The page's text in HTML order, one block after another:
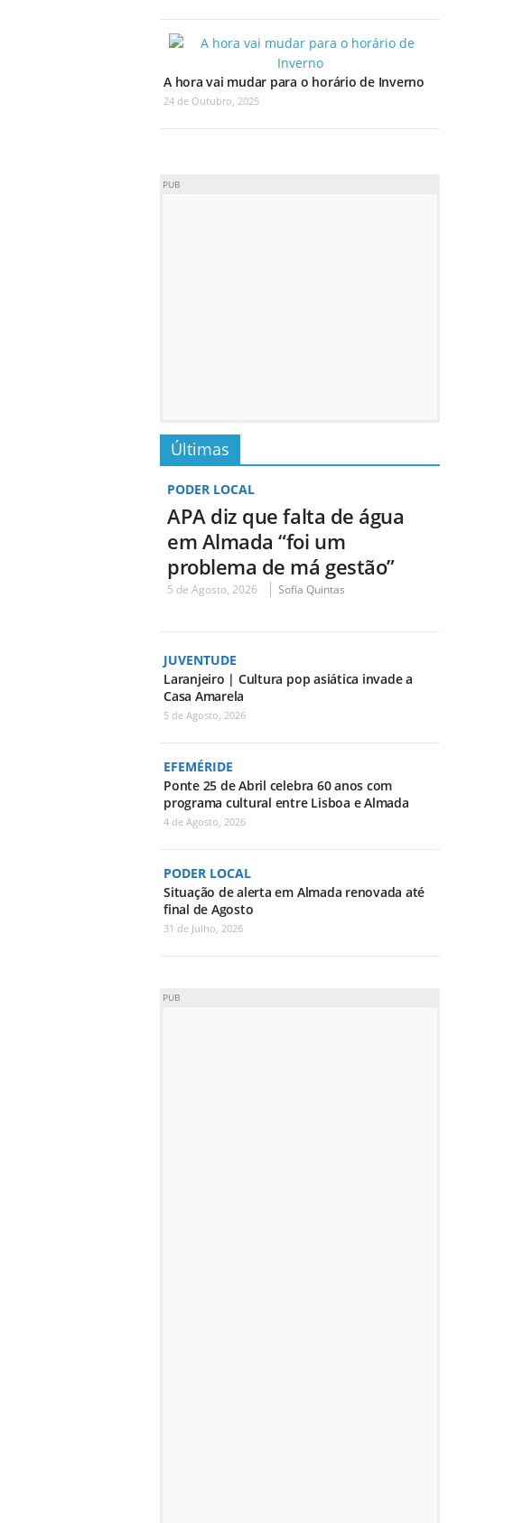
A hora vai mudar para o horário de Inverno
24 de Outubro, 2025
PUB
Últimas
PODER LOCAL
APA diz que falta de água
em Almada “foi um
problema de má gestão”
5 de Agosto, 2026 Sofia Quintas
JUVENTUDE
Laranjeiro | Cultura pop asiática invade a
Casa Amarela
5 de Agosto, 2026
EFEMÉRIDE
Ponte 25 de Abril celebra 60 anos com
programa cultural entre Lisboa e Almada
4 de Agosto, 2026
PODER LOCAL
Situação de alerta em Almada renovada até
final de Agosto
31 de Julho, 2026
PUB